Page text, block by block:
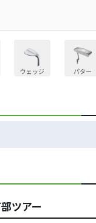
ウェッジ パター
ツアー